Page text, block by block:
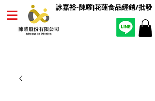
詠嘉裕-陳曜|花蓮食品經銷/批發